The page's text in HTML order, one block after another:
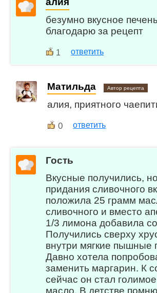
безумно вкусное
благодарю за рецепт
1 ответить
Матильда Автор рецепта
алия, приятного
0 ответить
Гость
Вкусные получились,
придания сливочного
положила 25 грамм
сливочного и вместо
1/3 лимона добавила
Получились сверху
внутри мягкие пышные
Давно хотела
заменить маргарин. К
сейчас он стал